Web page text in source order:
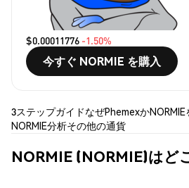
$0.00011776 -1.50%
今すぐ NORMIE を購入
3ステップガイドなぜPhemexか
NORMIE分析その他の通貨
NORMIE (NORMIE)はど